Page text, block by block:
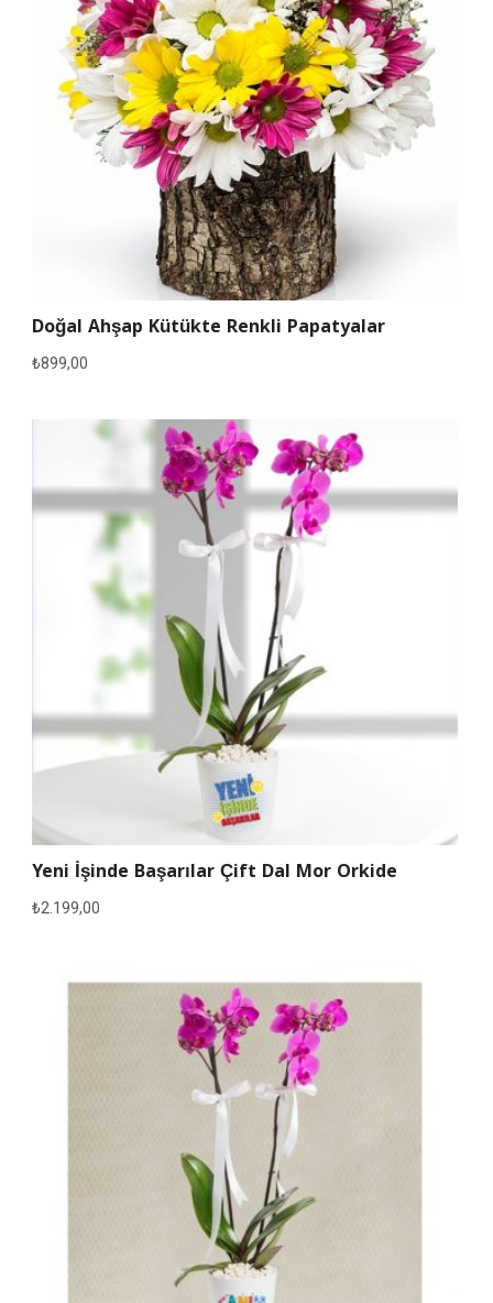
Doğal Ahşap Kütükte Renkli Papatyalar
₺899,00
Yeni İşinde Başarılar Çift Dal Mor Orkide
₺2.199,00